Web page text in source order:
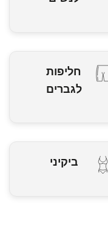
חליפות
לגברים
ביקיני